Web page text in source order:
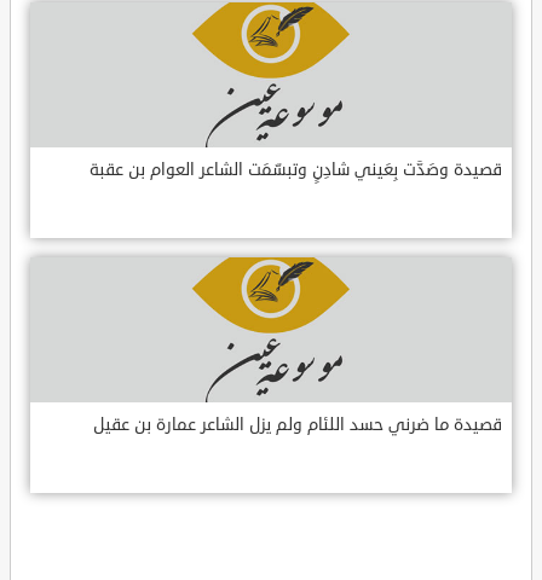
قصيدة وصَدَّت بِعَيني شادِنٍ وتبسّمَت الشاعر العوام بن عقبة
قصيدة ما ضرني حسد اللئام ولم يزل الشاعر عمارة بن عقيل